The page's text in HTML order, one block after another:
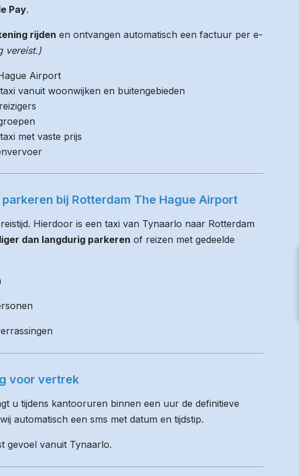
Pay.
rijden en ontvangen automatisch een factuur per e-
vereist.)
Airport
vanuit woonwijken en buitengebieden
met vaste prijs
bij Rotterdam The Hague Airport
Hierdoor is een taxi van Tynaarlo naar Rotterdam
dan langdurig parkeren of reizen met gedeelde
voor vertrek
u tijdens kantooruren binnen een uur de definitieve
automatisch een sms met datum en tijdstip.
gevoel vanuit Tynaarlo.